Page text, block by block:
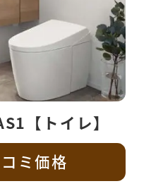
【トイレ】
ミ価格